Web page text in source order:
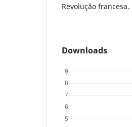
Revolução francesa.
Downloads